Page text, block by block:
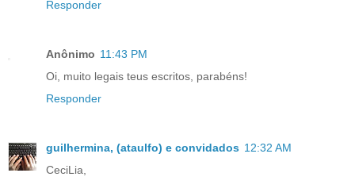
Responder
Anônimo 11:43 PM
Oi, muito legais teus escritos, parabéns!
Responder
guilhermina, (ataulfo) e convidados 12:32 AM
CeciLia,